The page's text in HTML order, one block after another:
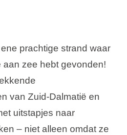
prachtige strand waar
aan zee hebt gevonden!
van Zuid-Dalmatië en
uitstapjes naar
– niet alleen omdat ze